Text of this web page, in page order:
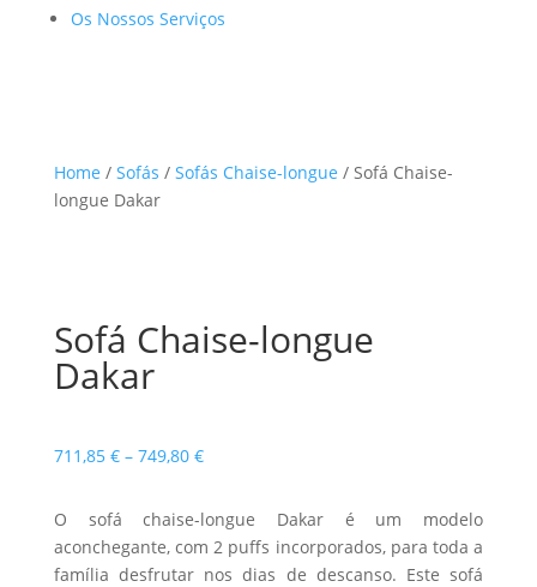
Os Nossos Serviços
Home / Sofás / Sofás Chaise-longue / Sofá Chaise-
longue Dakar
Sofá Chaise-longue
Dakar
711,85 € – 749,80 €Price
711,85 €
through
749,80 €
O sofá chaise-longue Dakar é um modelo
aconchegante, com 2 puffs incorporados, para toda a
família desfrutar nos dias de descanso. Este sofá